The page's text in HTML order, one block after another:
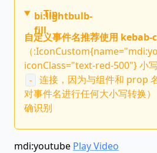
bi:lightbulb-
fill
Tip
自定义事件名推荐使用 kebab-
（
iconClass="text-red-500"} 小
-
连接，因为与组件和 prop
对事件名进行任何大小写转换
确识别
mdi:youtube Play Video